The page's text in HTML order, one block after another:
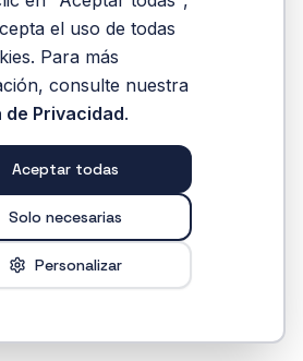
el uso de todas
Para más
consulte nuestra
de Privacidad.
Aceptar todas
Solo necesarias
Personalizar